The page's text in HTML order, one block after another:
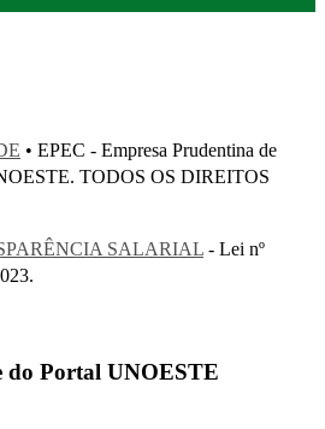
• EPEC - Empresa Prudentina de
TODOS OS DIREITOS
SALARIAL - Lei nº
do Portal UNOESTE